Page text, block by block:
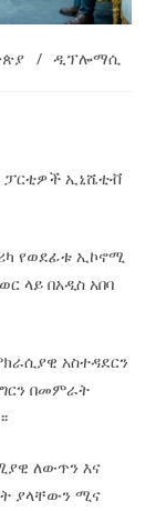
/ ዲፕሎማሲ
ፓርቲዎች ኢኒሼቲቭ
የወደፊቱ ኢኮኖሚ
ላይ በአዲስ አበባ
አስተዳደርን
በመምራት
ለውጥን እና
ያላቸውን ሚና